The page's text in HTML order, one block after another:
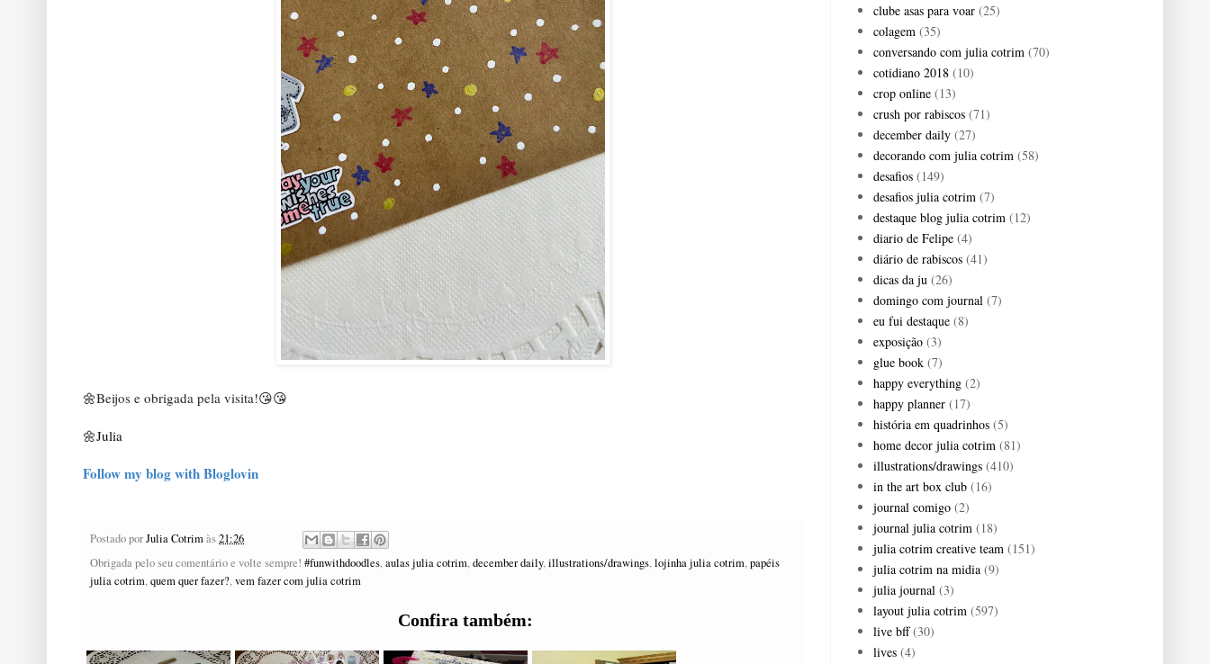
🌼Beijos e obrigada pela visita!😘😘
🌼Julia
Follow my blog with Bloglovin
Postado porJulia Cotrimàs21:26
Obrigada pelo seu comentário e volte sempre! #funwithdoodles,aulas julia cotrim,december daily,illustrations/drawings,lojinha julia cotrim,papéis
julia cotrim,quem quer fazer?,vem fazer com julia cotrim
Confira também:
clube asas para voar (25)
colagem (35)
conversando com julia cotrim (70)
cotidiano 2018 (10)
crop online (13)
crush por rabiscos (71)
december daily (27)
decorando com julia cotrim (58)
desafios (149)
desafios julia cotrim (7)
destaque blog julia cotrim (12)
diario de Felipe (4)
diário de rabiscos (41)
dicas da ju (26)
domingo com journal (7)
eu fui destaque (8)
exposição (3)
glue book (7)
happy everything (2)
happy planner (17)
história em quadrinhos (5)
home decor julia cotrim (81)
illustrations/drawings (410)
in the art box club (16)
journal comigo (2)
journal julia cotrim (18)
julia cotrim creative team (151)
julia cotrim na midia (9)
julia journal (3)
layout julia cotrim (597)
live bff (30)
lives (4)